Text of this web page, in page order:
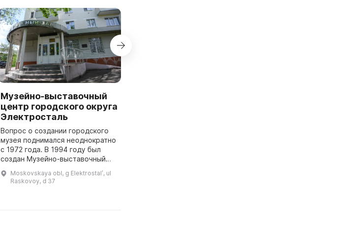
Музейно-выставочный
центр городского округа
Электросталь
Вопрос о создании городского
музея поднимался неоднократно
с 1972 года. В 1994 году был
создан Музейно-выставочный
выставочный зал, творческую
мастерскую, детские кружки и
Moskovskaya obl, g Elektrostalʹ, ul
Raskovoy, d 37